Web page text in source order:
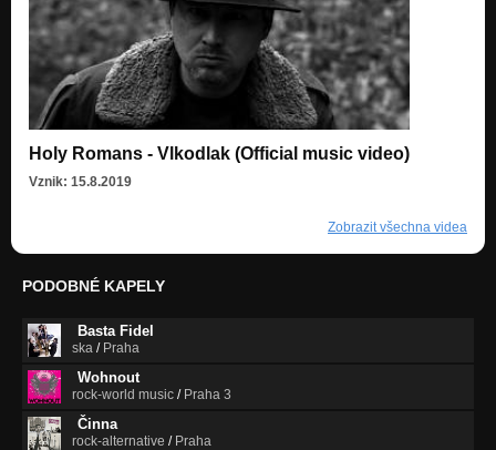
Holy Romans - Vlkodlak (Official music video)
Vznik: 15.8.2019
Zobrazit všechna videa
PODOBNÉ KAPELY
Basta Fidel
ska / Praha
Wohnout
rock-world music / Praha 3
Činna
rock-alternative / Praha